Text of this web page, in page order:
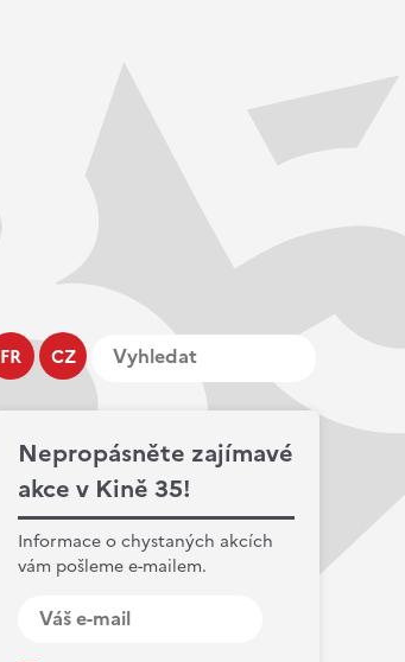
FR CZ
Nepropásněte zajímavé
akce v Kině 35!
Informace o chystaných akcích
vám pošleme e-mailem.